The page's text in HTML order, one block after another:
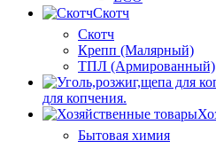
Скотч
Скотч
Крепп (Малярный)
ТПЛ (Армированный)
для копчения.
Бытовая химия